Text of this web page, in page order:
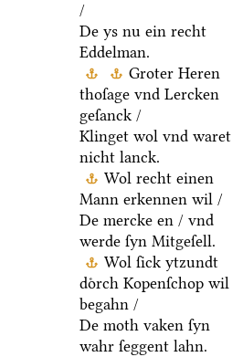
/
De ys nu ein recht
Eddelman.
Groter Heren
thoſage vnd Lercken
geſanck /
Klinget wol vnd waret
nicht lanck.
Wol recht einen
Mann erkennen wil /
De mercke en / vnd
werde ſyn Mitgeſell.
Wol ſick ytzundt
doͤrch Kopenſchop wil
begahn /
De moth vaken ſyn
wahr ſeggent lahn.